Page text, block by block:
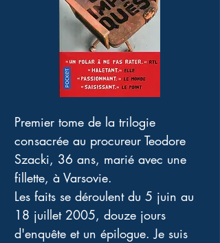
Premier tome de la trilogie
consacrée au procureur Teodore
Szacki, 36 ans, marié avec une
fillette, à Varsovie.
Les faits se déroulent du 5 juin au
18 juillet 2005, douze jours
d'enquête et un épilogue. Je suis